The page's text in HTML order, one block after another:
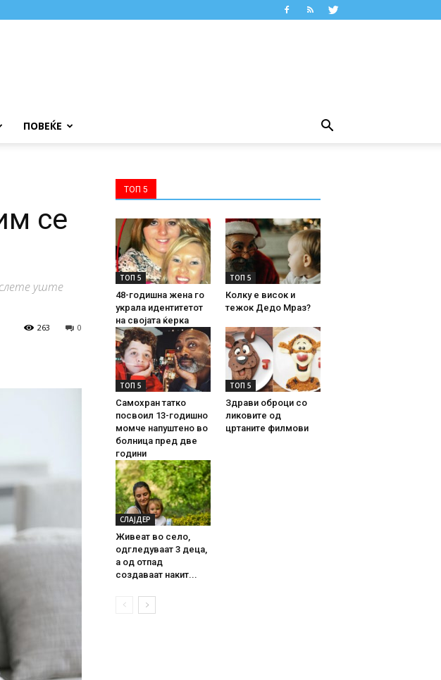
ПОВЕЌЕ
се
уште
0
263
ТОП 5
ТОП 5
48-годишна жена го
украла идентитетот
на својата ќерка
ТОП 5
Колку е висок и
тежок Дедо Мраз?
ТОП 5
Самохран татко
посвоил 13-годишно
момче напуштено во
болница пред две
години
ТОП 5
Здрави оброци со
ликовите од
цртаните филмови
СЛАЈДЕР
Живеат во село,
одгледуваат 3 деца,
а од отпад
создаваат накит...